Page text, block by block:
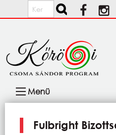
Ugrás a tartalomra
Keresés
navigáció
Menü
Fulbright